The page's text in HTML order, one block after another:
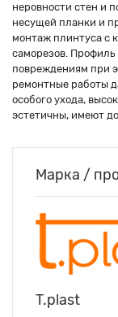
неровности стен и
несущей планки и
монтаж плинтуса с
саморезов. Профиль
повреждениям при
ремонтные работы
особого ухода,
эстетичны, имеют
Марка /
T.plast